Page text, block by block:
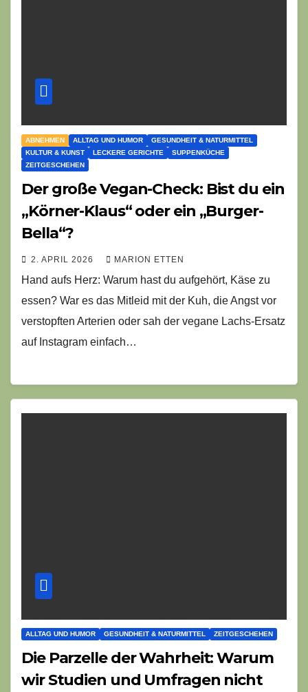
ABNEHMEN ALLTAG UND HUMOR
GESUNDHEIT & NATURMITTEL
KULTUR & KUNST
LECKERE GERICHTE
SUPPENKÜCHE
ZEITGESCHEHEN
Der große Vegan-Check: Bist du ein
„Körner-Klaus“ oder ein „Burger-
Bella“?
2. APRIL 2026 MARION ETTEN
Hand aufs Herz: Warum hast du aufgehört, Käse zu
essen? War es das Mitleid mit der Kuh, die Angst vor
verstopften Arterien oder sah der vegane Lachs-Ersatz
auf Instagram einfach…
ALLTAG UND HUMOR GESUNDHEIT & NATURMITTEL ZEITGESCHEHEN
Die Parzelle der Wahrheit: Warum
wir Studien und Umfragen nicht